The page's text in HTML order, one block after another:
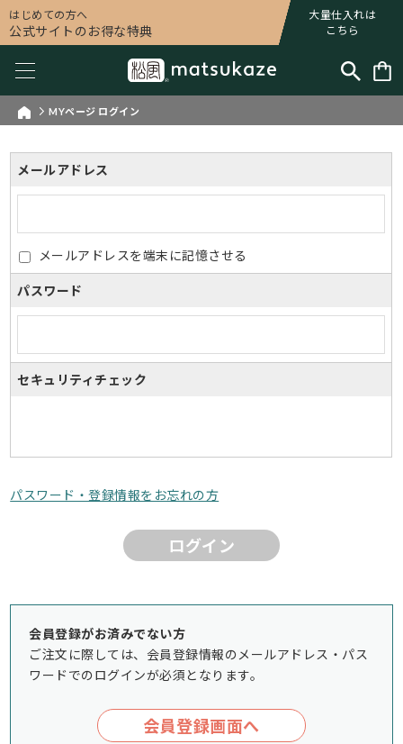
はじめての方へ
公式サイトのお得な特典
大量仕入れは
こちら
MYページ ログイン
メールアドレス
メールアドレスを端末に記憶させる
パスワード
セキュリティチェック
パスワード・登録情報をお忘れの方
ログイン
会員登録がお済みでない方
ご注文に際しては、会員登録情報のメールアドレス・パス
ワードでのログインが必須となります。
会員登録画面へ